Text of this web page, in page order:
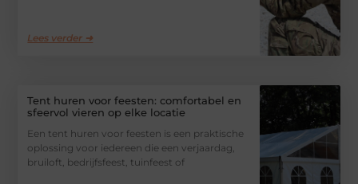
Lees verder ➜
Tent huren voor feesten: comfortabel en
sfeervol vieren op elke locatie
Een tent huren voor feesten is een praktische
oplossing voor iedereen die een verjaardag,
bruiloft, bedrijfsfeest, tuinfeest of